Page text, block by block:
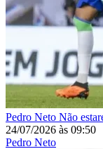
Pedro Neto Não
24/07/2026 às 09:50
Pedro Neto